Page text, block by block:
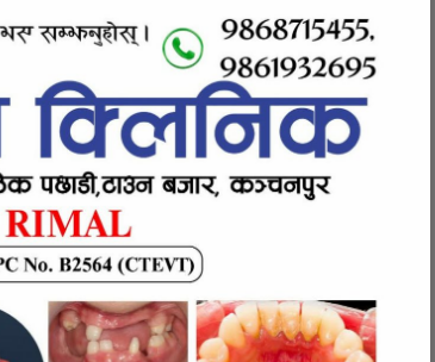
नगरपालिका